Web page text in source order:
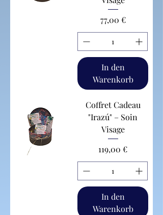
Preis
77,00 €
In den
Warenkorb
Coffret Cadeau
"Irazú" – Soin
Visage
Preis
119,00 €
In den
Warenkorb